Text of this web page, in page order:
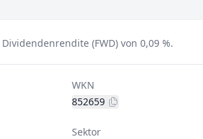
(FWD) von 0,09 %.
WKN
852659
Sektor